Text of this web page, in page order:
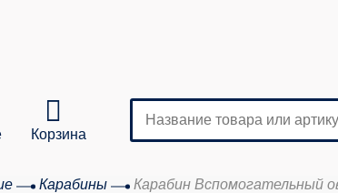
Корзина
Карабины Карабин Вспомогательный